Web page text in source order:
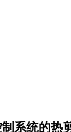
系统的热